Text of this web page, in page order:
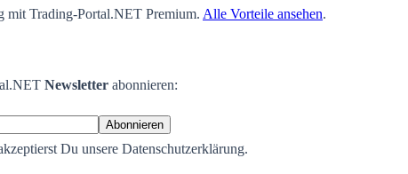
mit Trading-Portal.NET Premium. Alle Vorteile ansehen.
Newsletter abonnieren:
Du unsere Datenschutzerklärung.